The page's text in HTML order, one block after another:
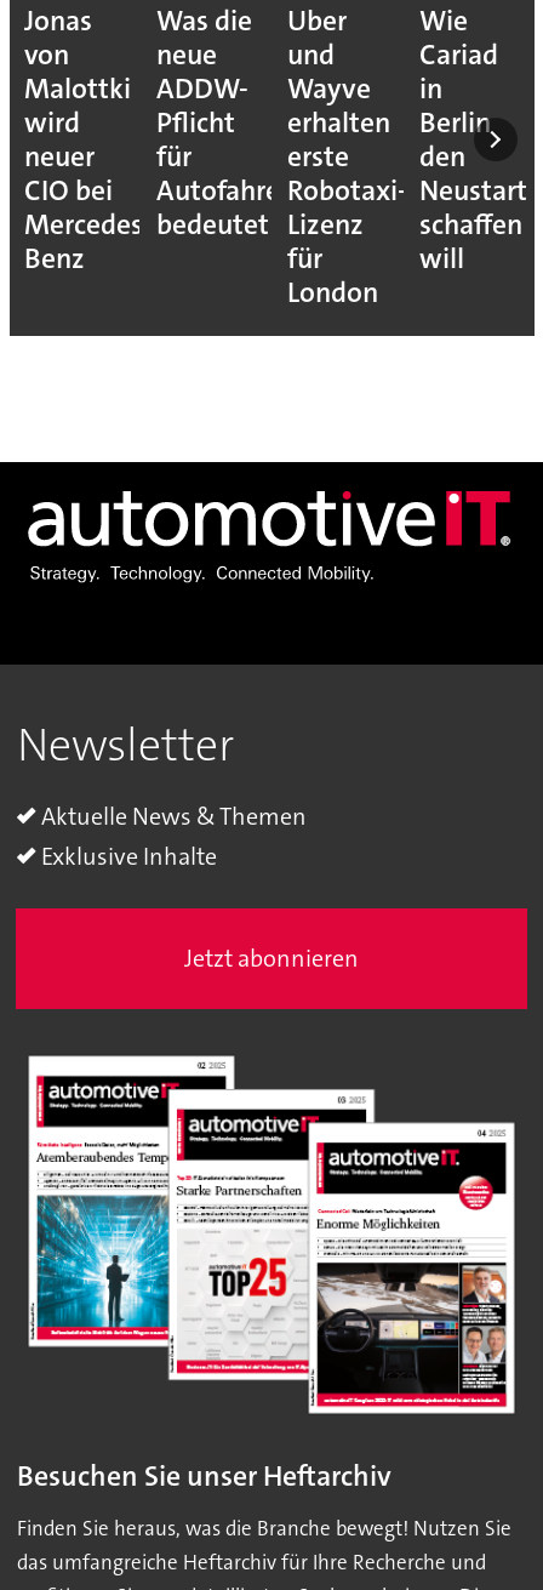
Jonas
von
Malottki
wird
neuer
CIO bei
Mercedes-
Benz
Was die
neue
ADDW-
Pflicht
für
Autofahrer
bedeutet
Uber
und
Wayve
erhalten
erste
Robotaxi-
Lizenz
für
London
Wie
Cariad
in
Berlin
den
Neustart
schaffen
will
Newsletter
Aktuelle News & Themen
Exklusive Inhalte
Jetzt abonnieren
Besuchen Sie unser Heftarchiv
Finden Sie heraus, was die Branche bewegt! Nutzen Sie
das umfangreiche Heftarchiv für Ihre Recherche und